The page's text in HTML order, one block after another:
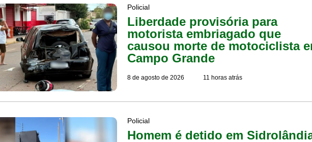
Policial
Liberdade provisória para
motorista embriagado que
causou morte de motociclista
Campo Grande
8 de agosto de 2026 11 horas atrás
Policial
Homem é detido em